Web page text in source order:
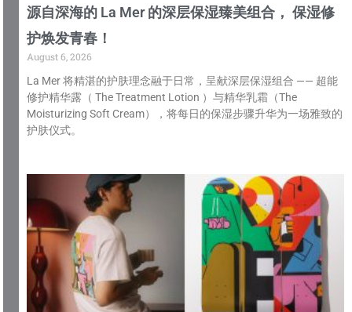
源自深海的 La Mer 的深层保湿臻美组合， 保湿修
护焕发青春！
August 6, 2026
La Mer 将精湛的护肤理念融于日常，呈献深层保湿组合 —— 超能
修护精华露（ The Treatment Lotion ）与精华乳霜（The
Moisturizing Soft Cream），将每日的保湿步骤升华为一场雅致的
护肤仪式。